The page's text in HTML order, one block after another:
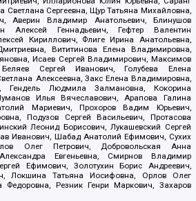
Светлана Сергеевна, Щур Татьяна Михайловна,
Аверин Владимир Анатольевич, Блинушов
Алексей Геннадьевич, Гефтер Валентин
Кириллович, Флиге Ирина Анатольевна,
Вититинова Елена Владимировна,
Исаев Сергей Владимирович, Максимов
Сергей Иванович, Голубева Елена
Алексеевна, Закс Елена Владимировна,
Гендель Людмила Залмановна, Кокорина
Илья Вячеславович, Арапова Галина
Мариевич, Прохоров Вадим Юрьевич,
Подузов Сергей Васильевич, Протасова
Леонид Борисович, Лукашевский Сергей
Иванович, Шабад Анатолий Ефимович, Сухих
Олег Петрович, Добровольская Анна
Евгеньевна, Смирнов Владимир
Ефимович, Золотухин Борис Андреевич,
Локшина Татьяна Иосифовна, Орлов Олег
Федоровна, Резник Генри Маркович, Захаров